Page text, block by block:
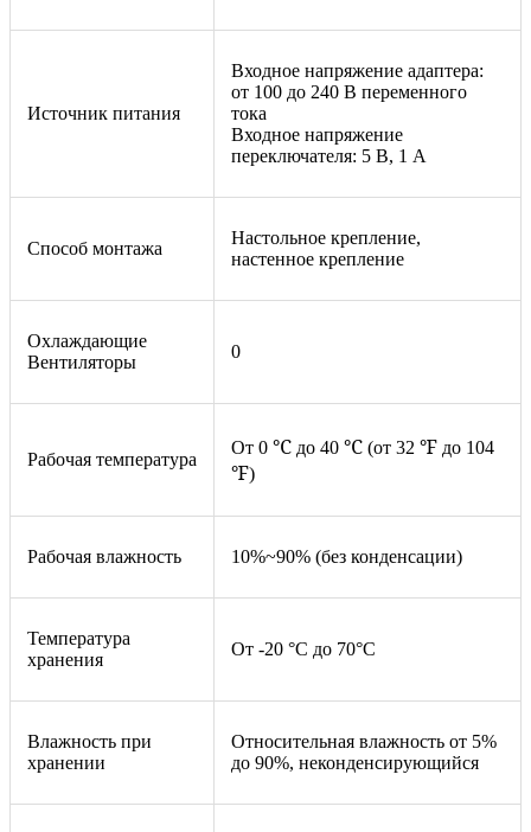
Источник питания
Входное напряжение адаптера:
от 100 до 240 В переменного
тока
Входное напряжение
переключателя: 5 В, 1 А
Способ монтажа
Настольное крепление,
настенное крепление
Охлаждающие
Вентиляторы
0
Рабочая температура
От 0 ℃до 40 ℃(от 32 ℉до 104
℉)
Рабочая влажность 10%~90% (без конденсации)
Температура
хранения
От -20 °C до 70°C
Влажность при
хранении
Относительная влажность от 5%
до 90%, неконденсирующийся